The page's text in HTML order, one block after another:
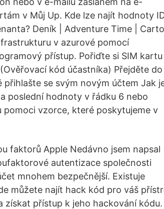
v Můj Up. Kde lze najít hodnoty
Deník | Adventure Time |
v azurové pomocí
přístup. Pořiďte si SIM kartu
kód účastníka) Přejděte do
přihlašte se svým novým účtem Jak
poslední hodnoty v řádku 6 nebo
pomoci vzorce, které poskytujeme v
faktorů Apple Nedávno jsem napsal
autentizace společnosti
mnohem bezpečnější. Existuje
můžete najít hack kód pro váš
přístup k jeho hackování kódu.